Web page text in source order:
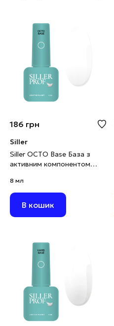
186 грн
Siller
Siller OCTO Base База з
активним компонентом
8 мл
В кошик